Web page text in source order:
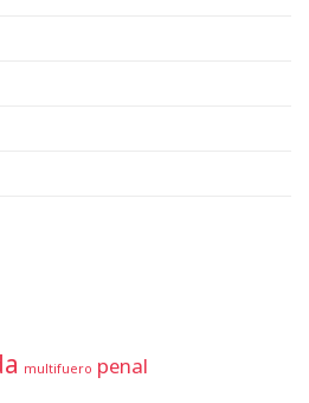
multifuero penal